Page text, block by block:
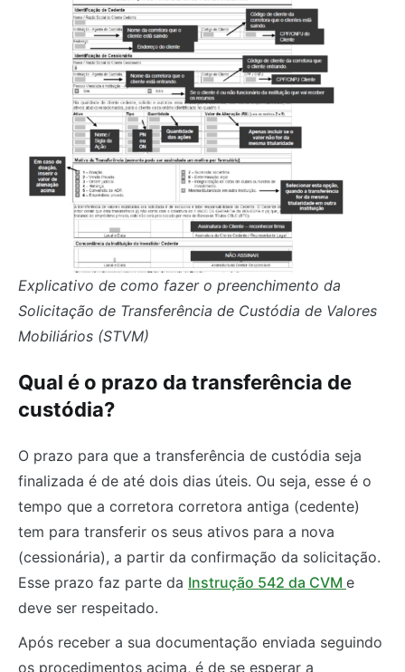
Explicativo de como fazer o preenchimento da
Solicitação de Transferência de Custódia de Valores
Mobiliários (STVM)
Qual é o prazo da transferência de
custódia?
O prazo para que a transferência de custódia seja
finalizada é de até dois dias úteis. Ou seja, esse é o
tempo que a corretora corretora antiga (cedente)
tem para transferir os seus ativos para a nova
(cessionária), a partir da confirmação da solicitação.
Esse prazo faz parte da Instrução 542 da CVM e
deve ser respeitado.
Após receber a sua documentação enviada seguindo
os procedimentos acima, é de se esperar a